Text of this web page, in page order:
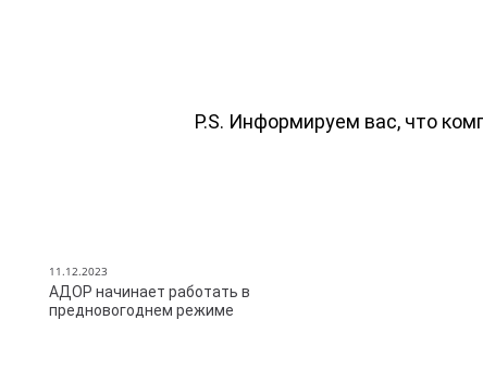
P.S. Информируем вас, что
11.12.2023
АДОР начинает работать в
предновогоднем режиме